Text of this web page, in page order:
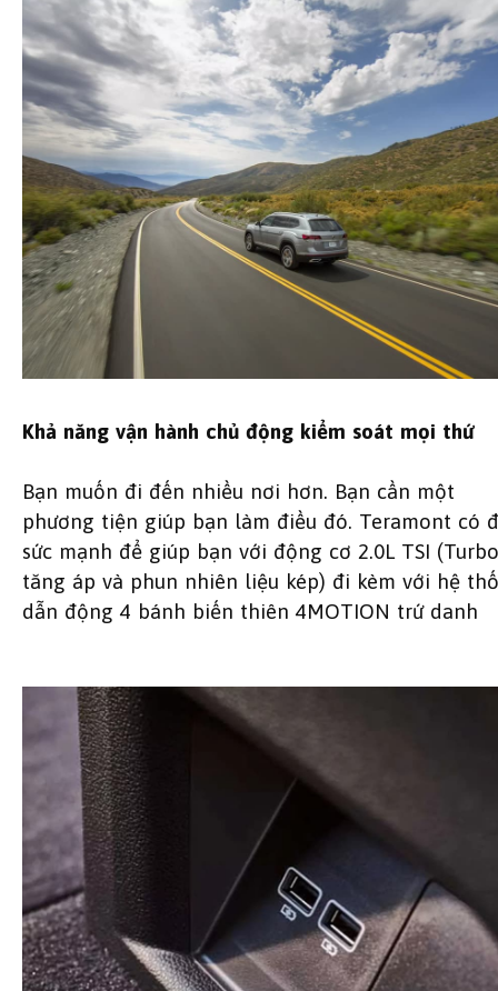
Khả năng vận hành chủ động kiểm soát mọi thứ
Bạn muốn đi đến nhiều nơi hơn. Bạn cần một
phương tiện giúp bạn làm điều đó. Teramont có
sức mạnh để giúp bạn với động cơ 2.0L TSI (Turbo
tăng áp và phun nhiên liệu kép) đi kèm với hệ
dẫn động 4 bánh biến thiên 4MOTION trứ danh